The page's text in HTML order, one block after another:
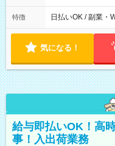
00
特徴 日払いOK / 副業・
気になる！
給与即払いOK！高
事！入出荷業務